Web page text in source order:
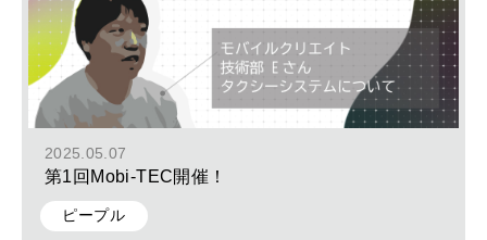
2025.05.07
第1回Mobi-TEC開催！
ピープル